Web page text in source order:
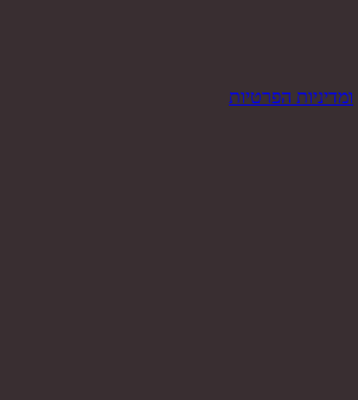
ומדיניות הפרטיות